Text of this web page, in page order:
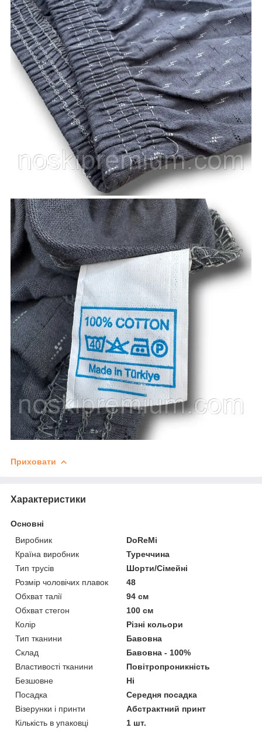
Приховати
Характеристики
Основні
Виробник
DoReMi
Країна виробник
Туреччина
Тип трусів
Шорти/Сімейні
Розмір чоловічих плавок
48
Обхват талії
94 см
Обхват стегон
100 см
Колір
Різні кольори
Тип тканини
Бавовна
Склад
Бавовна - 100%
Властивості тканини
Повітропроникність
Безшовне
Ні
Посадка
Середня посадка
Візерунки і принти
Абстрактний принт
Кількість в упаковці
1 шт.